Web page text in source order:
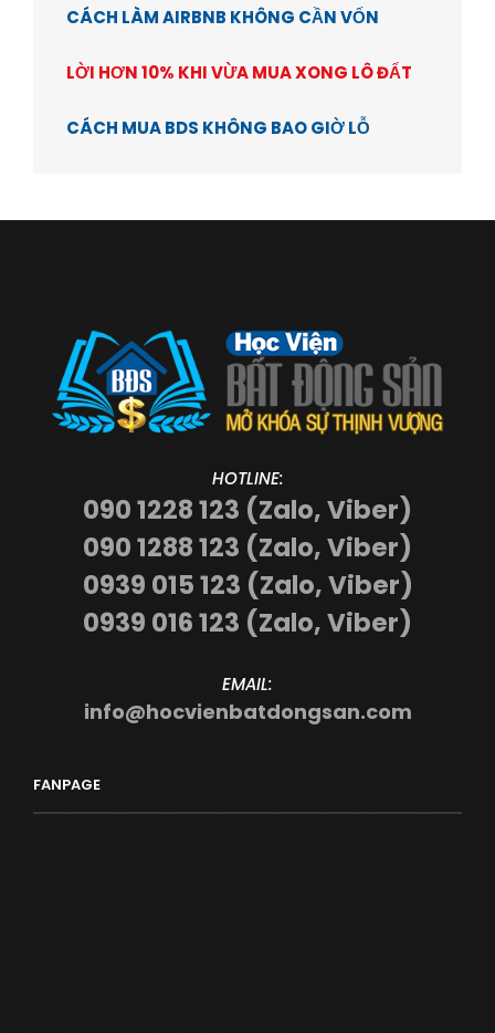
CÁCH LÀM AIRBNB KHÔNG CẦN VỐN
LỜI HƠN 10% KHI VỪA MUA XONG LÔ ĐẤT
CÁCH MUA BDS KHÔNG BAO GIỜ LỖ
HOTLINE:
090 1228 123 (Zalo, Viber)
090 1288 123 (Zalo, Viber)
0939 015 123 (Zalo, Viber)
0939 016 123 (Zalo, Viber)
EMAIL:
info@hocvienbatdongsan.com
FANPAGE